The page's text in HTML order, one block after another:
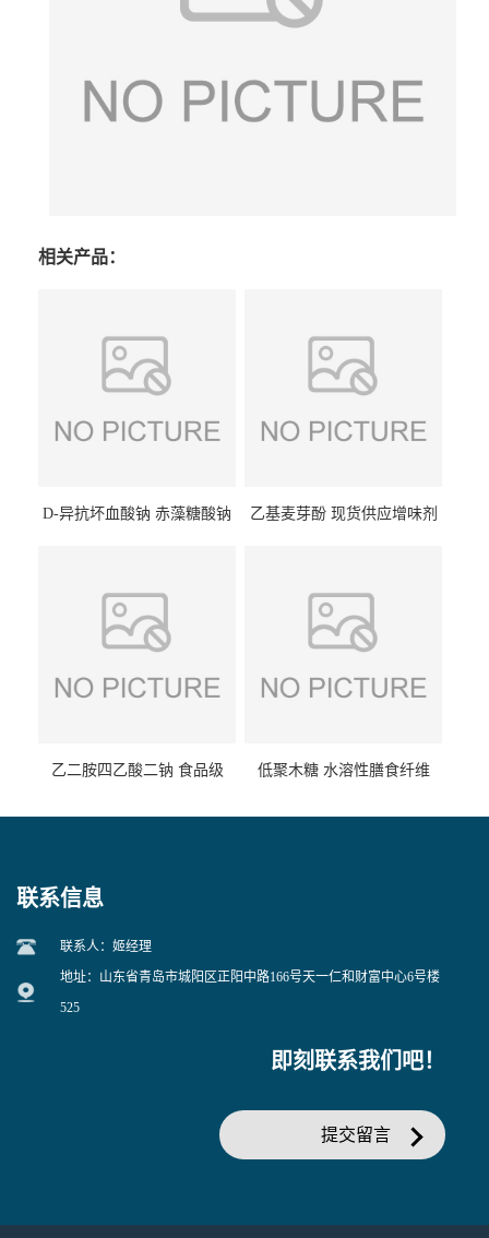
相关产品：
D-异抗坏血酸钠 赤藻糖酸钠
乙基麦芽酚 现货供应增味剂
乙二胺四乙酸二钠 食品级
低聚木糖 水溶性膳食纤维
联系信息
联系人：姬经理
地址：山东省青岛市城阳区正阳中路166号天一仁和财富中心6号楼
525
即刻联系我们吧！
提交留言